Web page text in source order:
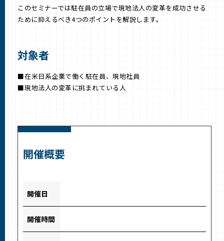
このセミナーでは駐在員の立場で現地法人の変革を成功させる
ために抑えるべき4つのポイントを解説します。
対象者
在米日系企業で働く駐在員、現地社員
現地法人の変革に挑まれている人
開催概要
開催日
開催時間